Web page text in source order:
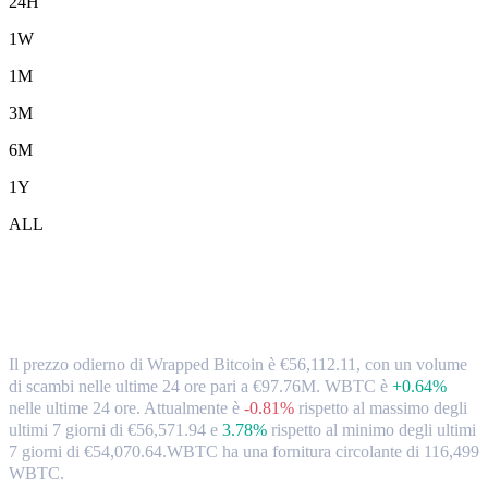
1W
1M
3M
6M
1Y
ALL
Il prezzo odierno di Wrapped Bitcoin è €56,112.11, con un volume
di scambi nelle ultime 24 ore pari a €97.76M. WBTC è +0.64%
nelle ultime 24 ore. Attualmente è -0.81% rispetto al massimo degli
ultimi 7 giorni di €56,571.94 e 3.78% rispetto al minimo degli ultimi
7 giorni di €54,070.64.WBTC ha una fornitura circolante di 116,499
WBTC.